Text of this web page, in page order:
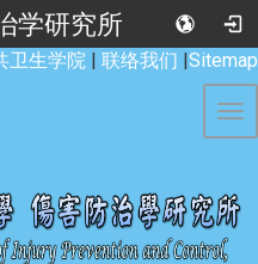
学研究所
卫生学院 | 联络我们 |Sitemap